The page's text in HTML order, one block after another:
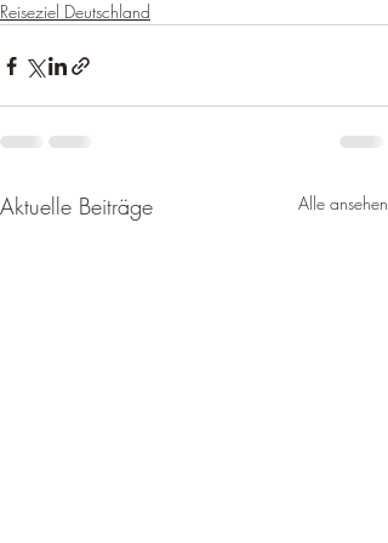
Reiseziel Deutschland
Aktuelle Beiträge Alle ansehen